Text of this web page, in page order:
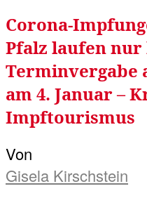
Corona-
Pfalz laufen nur
Terminvergabe
am 4. Januar –
Impftourismus
Von
Gisela Kirschstein